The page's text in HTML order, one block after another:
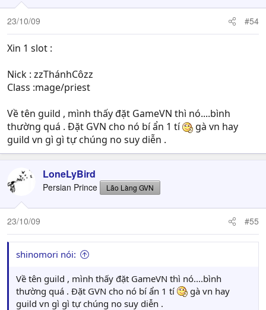
23/10/09 #54
Xin 1 slot :
Nick : zzThánhCôzz
Class :mage/priest
Về tên guild , mình thấy đặt GameVN thì nó....bình
thường quá . Đặt GVN cho nó bí ẩn 1 tí
gà vn hay
guild vn gì gì tự chúng no suy diễn .
LoneLyBird
Persian Prince Lão Làng GVN
23/10/09 #55
shinomori nói:
Về tên guild , mình thấy đặt GameVN thì nó....bình
thường quá . Đặt GVN cho nó bí ẩn 1 tí
gà vn hay
guild vn gì gì tự chúng no suy diễn .